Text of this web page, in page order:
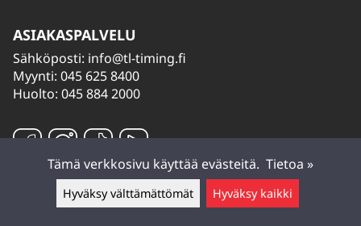
Jätä viesti ▲
ASIAKASPALVELU
Sähköposti: info@tl-timing.fi
Myynti: 045 625 8400
Huolto: 045 884 2000
Tämä verkkosivu käyttää evästeitä. Tietoa »
Hyväksy välttämättömät Hyväksy kaikki